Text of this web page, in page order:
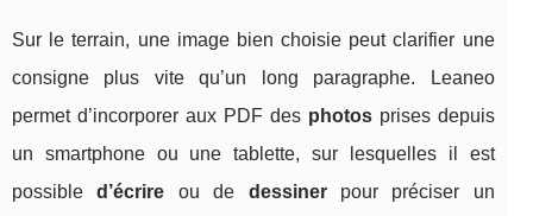
Sur le terrain, une image bien choisie peut clarifier une
consigne plus vite qu’un long paragraphe. Leaneo
permet d’incorporer aux PDF des photosprises depuis
un smartphone ou une tablette, sur lesquelles il est
possibled’écrire ou de dessinerpour préciser un